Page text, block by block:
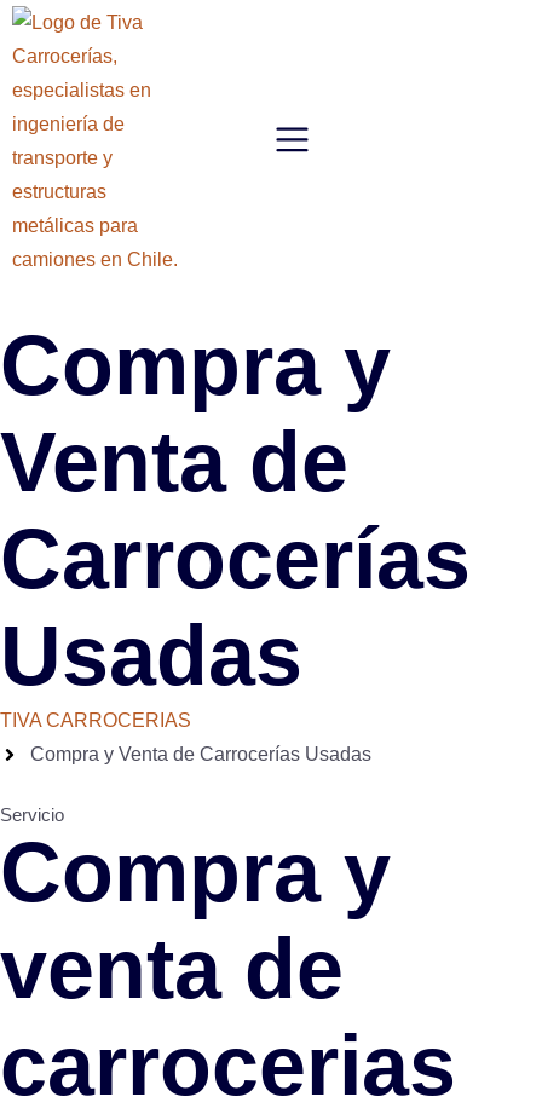
Compra y
Venta de
Carrocerías
Usadas
TIVA CARROCERIAS
Compra y Venta de Carrocerías Usadas
Servicio
Compra y
venta de
carrocerias